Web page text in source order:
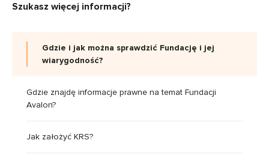
Szukasz więcej informacji?
Gdzie i jak można sprawdzić Fundację i jej
wiarygodność?
Gdzie znajdę informacje prawne na temat Fundacji
Avalon?
Jak założyć KRS?